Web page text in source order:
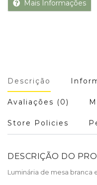
Mais Informações
Descrição
Avaliações (0)
Store Policies
DESCRIÇÃO DO
Luminária de mesa branca